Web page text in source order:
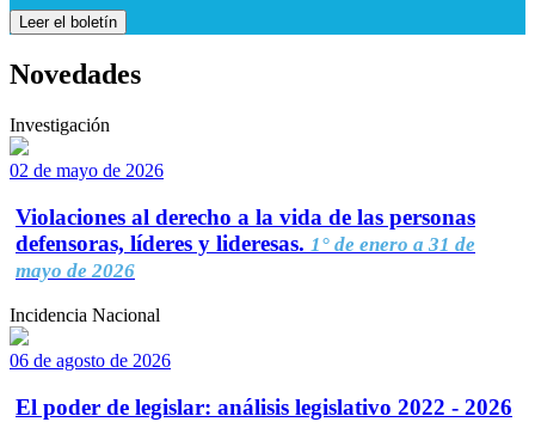
Leer el boletín
Novedades
Investigación
02 de mayo de 2026
Violaciones al derecho a la vida de las personas
defensoras, líderes y lideresas. 1° de enero a 31 de
mayo de 2026
Incidencia Nacional
06 de agosto de 2026
El poder de legislar: análisis legislativo 2022 - 2026